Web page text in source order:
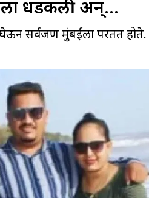
धडकली अन्…
घेऊन सर्वजण मुंबईला परतत होते.